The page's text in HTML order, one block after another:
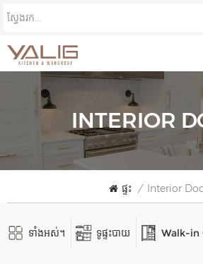
INTERIOR
ផ្ទះ / Interior
ទាំងអស់។ ទូផ្ទះបាយ Walk-in